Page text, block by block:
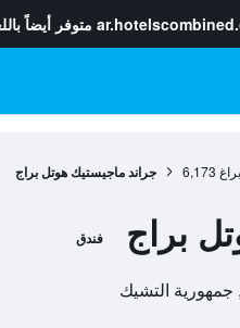
متوفر أيضاً
براغ 6,173 جراند ماجيستيك هوتل براج
براج فندق